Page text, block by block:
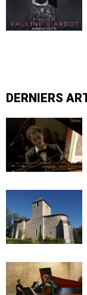
DERNIERS